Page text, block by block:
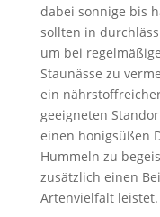
dabei sonnige bis
sollten in
um bei
Staunässe zu
ein
geeigneten
einen honigsüßen
Hummeln zu
zusätzlich einen
Artenvielfalt leistet.